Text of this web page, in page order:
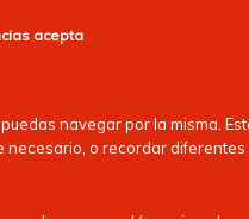
acepta
navegar por la misma.
o recordar